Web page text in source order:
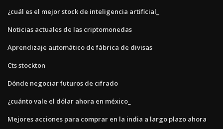
¿cuál es el mejor stock de inteligencia artificial_
Noticias actuales de las criptomonedas
Aprendizaje automático de fábrica de divisas
Cts stockton
Dónde negociar futuros de cifrado
¿cuánto vale el dólar ahora en méxico_
Mejores acciones para comprar en la india a largo plazo ahora